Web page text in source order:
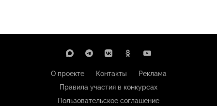
О проекте Контакты
Реклама
Правила участия в конкурсах
Пользовательское соглашение